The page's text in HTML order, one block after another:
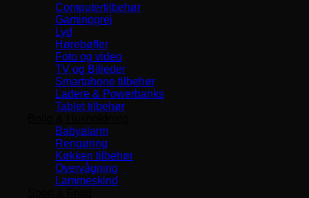
Computertilbehør
Gaminggrej
Lyd
Hørebøffer
Foto og video
TV og Billeder
Smartphone tilbehør
Ladere & Powerbanks
Tablet tilbehør
Babyalarm
Rengøring
Køkken tilbehør
Overvågning
Lammeskind